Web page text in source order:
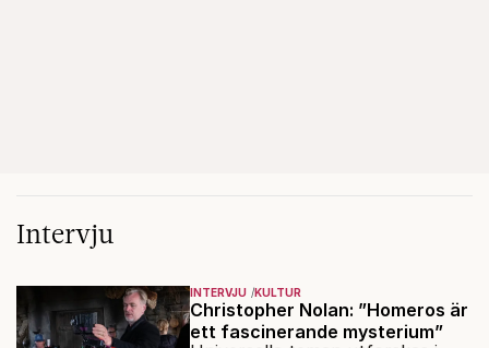
Intervju
INTERVJU KULTUR
Christopher Nolan: ”Homeros är
ett fascinerande mysterium”